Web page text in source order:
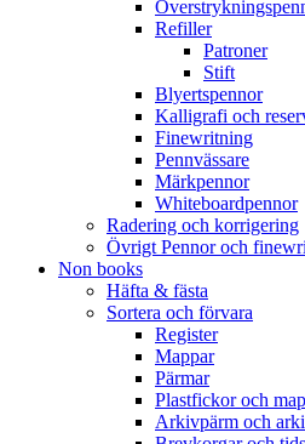
Refiller
Patroner
Stift
Blyertspennor
Kalligrafi och
Finewritning
Pennvässare
Märkpennor
Whiteboardpennor
Radering och korrigering
Övrigt Pennor och
Non books
Häfta & fästa
Sortera och förvara
Register
Mappar
Pärmar
Plastfickor och
Arkivpärm och